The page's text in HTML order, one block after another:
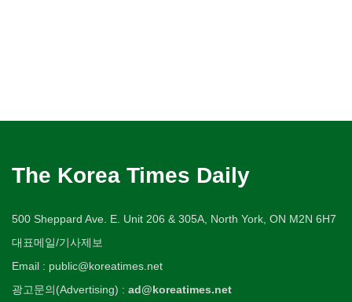
The Korea Times Daily
500 Sheppard Ave. E. Unit 206 & 305A, North York, ON M2N 6H7
대표메일/기사제보
Email : public@koreatimes.net
광고문의(Advertising) : ad@koreatimes.net